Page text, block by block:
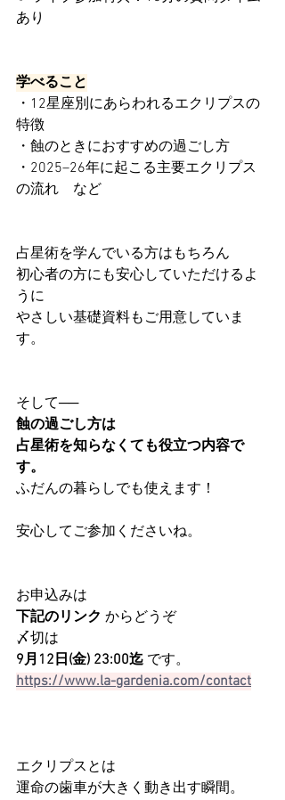
あり
学べること
・12星座別にあらわれるエクリプスの
特徴
・蝕のときにおすすめの過ごし方
・2025–26年に起こる主要エクリプス
の流れ　など
占星術を学んでいる方はもちろん
初心者の方にも安心していただけるよ
うに
やさしい基礎資料もご用意していま
す。
そして──
蝕の過ごし方は
占星術を知らなくても役立つ内容で
す。
ふだんの暮らしでも使えます！
安心してご参加くださいね。
お申込みは
下記のリンク からどうぞ
〆切は
9月12日(金) 23:00迄 です。
https://www.la-gardenia.com/contact
エクリプスとは
運命の歯車が大きく動き出す瞬間。